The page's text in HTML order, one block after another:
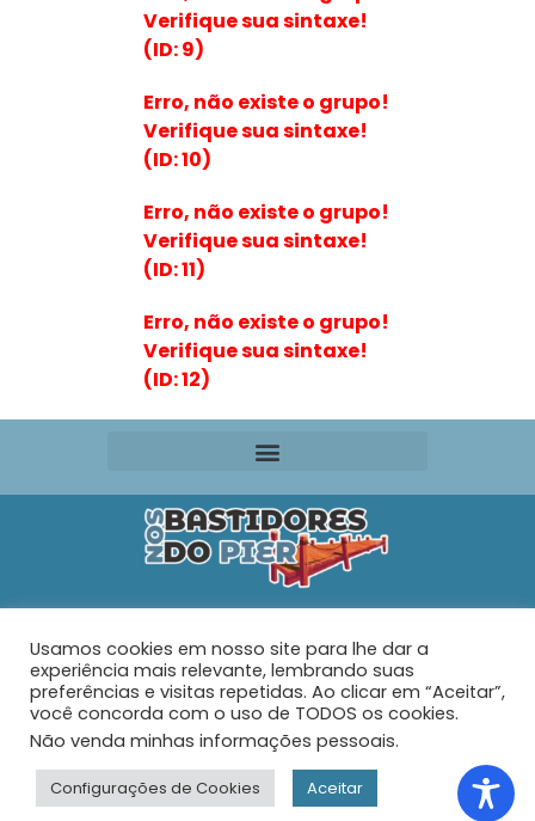
Verifique sua sintaxe!
(ID: 9)
Erro, não existe o grupo!
Verifique sua sintaxe!
(ID: 10)
Erro, não existe o grupo!
Verifique sua sintaxe!
(ID: 11)
Erro, não existe o grupo!
Verifique sua sintaxe!
(ID: 12)
Rua Maria de Souza Santos Nº 159 – AP 401 –
Tabuleiro – Barra Velha – SC
© 2026 - Nos Bastidores do Pier - Todos os direitos
reservados.
Desenvolvido com muito ♥ por
Web Joinville Agência Digital
Usamos cookies em nosso site para lhe dar a
experiência mais relevante, lembrando suas
preferências e visitas repetidas. Ao clicar em “Aceitar”,
você concorda com o uso de TODOS os cookies.
Não venda minhas informações pessoais.
Configurações de Cookies Aceitar